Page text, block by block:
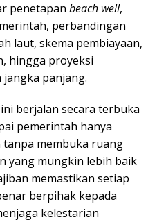
penetapan beach well,
perbandingan
laut, skema pembiayaan,
hingga proyeksi
panjang.
berjalan secara terbuka
pemerintah hanya
membuka ruang
yang mungkin lebih baik
memastikan setiap
berpihak kepada
kelestarian